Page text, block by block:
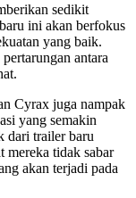
sedikit
ini akan berfokus
yang baik.
antara
Cyrax juga nampak
yang semakin
dari trailer baru
mereka tidak sabar
akan terjadi pada